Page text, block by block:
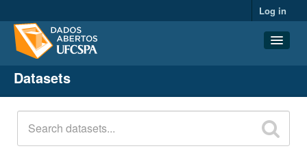
Log in
Datasets
Organizations
Groups
About
Datasets